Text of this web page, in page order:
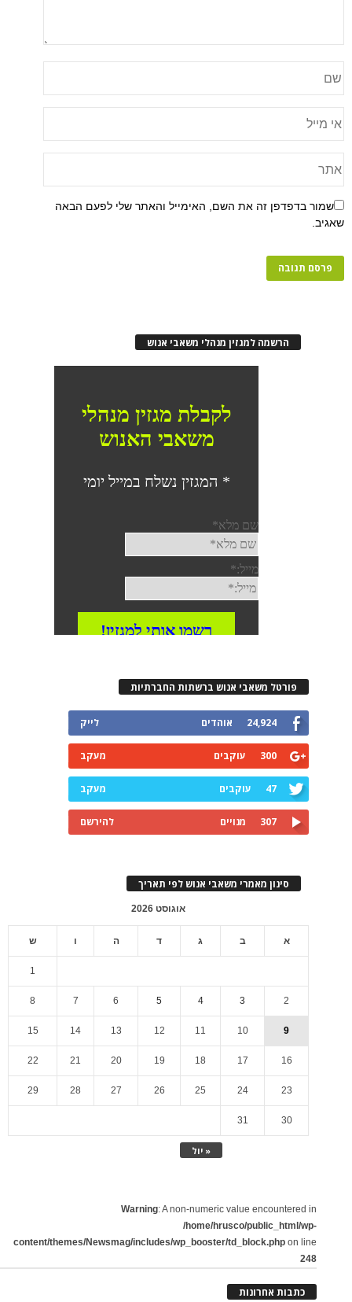
שמור בדפדפן זה את השם, האימייל והאתר שלי לפעם הבאה
שאגיב.
הרשמה למגזין מנהלי משאבי אנוש
פורטל משאבי אנוש ברשתות החברתיות
24,924 אוהדים לייק
300 עוקבים מעקב
47 עוקבים מעקב
307 מנויים להירשם
סינון מאמרי משאבי אנוש לפי תאריך
אוגוסט 2026
א ב ג ד ה ו ש
« יול
1
2
3
4
5
6
7
8
9
10
11
12
13
14
15
16
17
18
19
20
21
22
23
24
25
26
27
28
29
30
31
Warning: A non-numeric value encountered in
/home/hrusco/public_html/wp-
content/themes/Newsmag/includes/wp_booster/td_block.php on line
248
כתבות אחרונות